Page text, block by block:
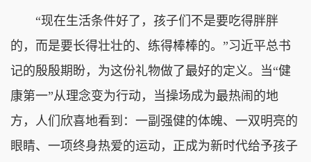
“现在生活条件好了，孩子们不是要吃得胖胖
的，而是要长得壮壮的、练得棒棒的。”习近平总书
记的殷殷期盼，为这份礼物做了最好的定义。当“健
康第一”从理念变为行动，当操场成为最热闹的地
方，人们欣喜地看到：一副强健的体魄、一双明亮的
眼睛、一项终身热爱的运动，正成为新时代给予孩子